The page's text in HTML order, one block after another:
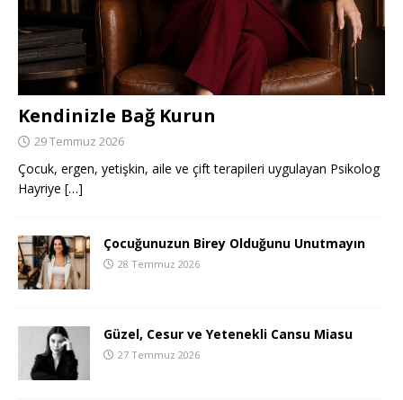
Kendinizle Bağ Kurun
29 Temmuz 2026
Çocuk, ergen, yetişkin, aile ve çift terapileri uygulayan Psikolog
Hayriye […]
Çocuğunuzun Birey Olduğunu Unutmayın
28 Temmuz 2026
Güzel, Cesur ve Yetenekli Cansu Miasu
27 Temmuz 2026